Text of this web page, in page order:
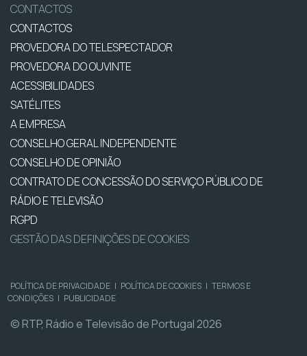
CONTACTOS
CONTACTOS
PROVEDORA DO TELESPECTADOR
PROVEDORA DO OUVINTE
ACESSIBILIDADES
SATÉLITES
A EMPRESA
CONSELHO GERAL INDEPENDENTE
CONSELHO DE OPINIÃO
CONTRATO DE CONCESSÃO DO SERVIÇO PÚBLICO DE
RÁDIO E TELEVISÃO
RGPD
GESTÃO DAS DEFINIÇÕES DE COOKIES
POLÍTICA DE PRIVACIDADE | POLÍTICA DE COOKIES | TERMOS E
CONDIÇÕES | PUBLICIDADE
© RTP, Rádio e Televisão de Portugal 2026